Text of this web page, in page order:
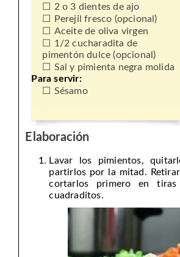
2 o 3 dientes de ajo
Perejil fresco (opcional)
Aceite de oliva virgen
1/2 cucharadita de
pimentón dulce (opcional)
Sal y pimienta negra molida
Para servir:
Sésamo
Elaboración
Lavar los pimientos,
partirlos por la mitad.
cortarlos primero en
cuadraditos.